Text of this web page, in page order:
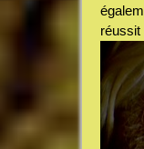
réussit